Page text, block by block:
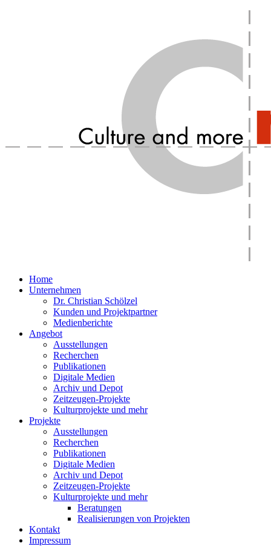
Home
Unternehmen
Dr. Christian Schölzel
Kunden und Projektpartner
Medienberichte
Angebot
Ausstellungen
Recherchen
Publikationen
Digitale Medien
Archiv und Depot
Zeitzeugen-Projekte
Kulturprojekte und mehr
Projekte
Ausstellungen
Recherchen
Publikationen
Digitale Medien
Archiv und Depot
Zeitzeugen-Projekte
Kulturprojekte und mehr
Beratungen
Realisierungen von Projekten
Kontakt
Impressum